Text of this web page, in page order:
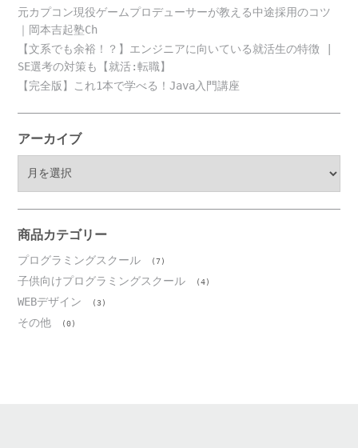
元カプコン現役ゲームプロデューサーが教える中途採用のコツ
｜岡本吉起塾Ch
【文系でも余裕！？】エンジニアに向いている就活生の特徴 |
SE選考の対策も【就活:転職】
【完全版】これ1本で学べる！Java入門講座
アーカイブ
ブ
商品カテゴリー
プログラミングスクール (7)
子供向けプログラミングスクール (4)
WEBデザイン (3)
その他 (0)